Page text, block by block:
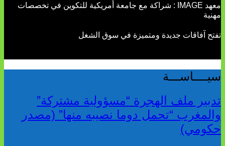
معهد IMAGE : شراكة مع جامعة أمريكية للتكوين في تخصصات
مهنية
تفتح آفاقات جديدة ومتميزة في سوق الشغل
سيــــاســـة
تدبير ملف الهجرة “مسؤولية مشتركة”
والمغرب “تحمل دوما نصيبه منها” (مصدر
حكومي)